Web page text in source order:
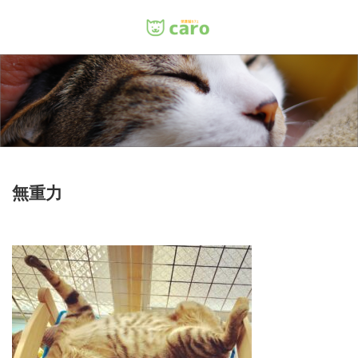
無重力
Menu
ホーム
料金
里親について
お問い合わせ